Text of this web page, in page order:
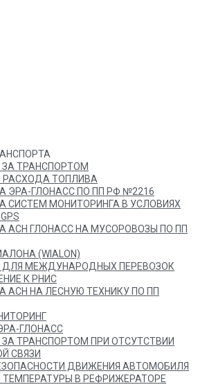
ТРАНСПОРТОМ
РАСХОДА ТОПЛИВА
ЭРА-ГЛОНАСС ПО ПП РФ №2216
СИСТЕМ МОНИТОРИНГА В УСЛОВИЯХ
АСН ГЛОНАСС НА МУСОРОВОЗЫ ПО ПП
(WIALON)
ДЛЯ МЕЖДУНАРОДНЫХ ПЕРЕВОЗОК
К РНИС
АСН НА ЛЕСНУЮ ТЕХНИКУ ПО ПП
ГЛОНАСС
ТРАНСПОРТОМ ПРИ ОТСУТСТВИИ
СВЯЗИ
ДВИЖЕНИЯ АВТОМОБИЛЯ
ТЕМПЕРАТУРЫ В РЕФРИЖЕРАТОРЕ